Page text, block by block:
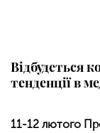
Відбудеться
тенденції в
11-12 лютого